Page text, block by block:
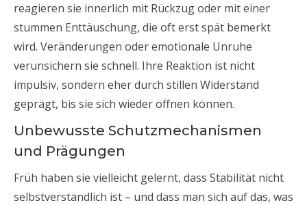
reagieren sie innerlich mit Rückzug oder mit einer
stummen Enttäuschung, die oft erst spät bemerkt
wird. Veränderungen oder emotionale Unruhe
verunsichern sie schnell. Ihre Reaktion ist nicht
impulsiv, sondern eher durch stillen Widerstand
geprägt, bis sie sich wieder öffnen können.
Unbewusste Schutzmechanismen
und Prägungen
Früh haben sie vielleicht gelernt, dass Stabilität nicht
selbstverständlich ist – und dass man sich auf das, was